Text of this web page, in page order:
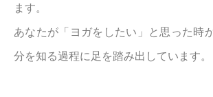
ます。
あなたが「ヨガをしたい」と思った時
分を知る過程に足を踏み出しています。